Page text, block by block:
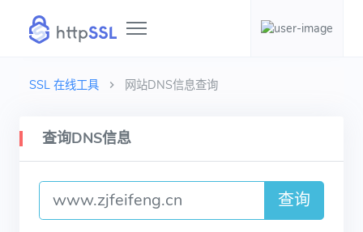
SSL 在线工具 网站DNS信息查询
查询DNS信息
查询